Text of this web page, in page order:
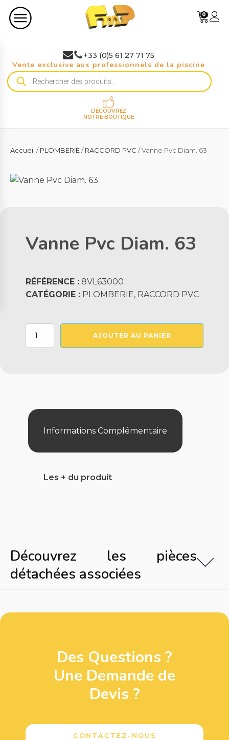
0
+33 (0)5 61 27 71 75
Vente exclusive aux professionnels de la piscine
Recherche
de
DÉCOUVREZ
NOTRE BOUTIQUE
Accueil /PLOMBERIE/RACCORD PVC / Vanne Pvc Diam. 63
Vanne Pvc Diam. 63
RÉFÉRENCE : 8VL63000
CATÉGORIE : PLOMBERIE, RACCORD PVC
quantité
AJOUTER AU PANIER
Informations Complémentaire
Les + du produit
Découvrez les pièces
détachées associées
Des Questions ?
Une Demande de
Devis ?
CONTACTEZ-NOUS